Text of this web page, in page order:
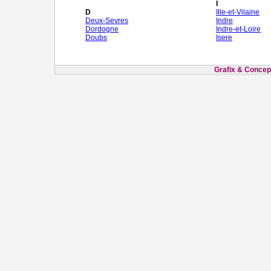
D
Deux-Sevres
Dordogne
Doubs
Ille-et-Vilaine
Indre
Indre-et-Loire
Isere
Grafix &